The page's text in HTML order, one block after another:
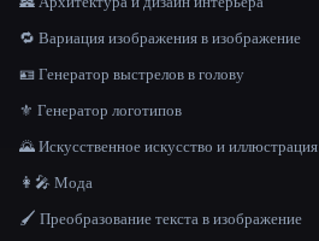
🔁 Вариация изображения в изображение
🪪 Генератор выстрелов в голову
⚜️ Генератор логотипов
🌄 Искусственное искусство и иллюстрация
👩‍🎤 Мода
🖌️ Преобразование текста в изображение